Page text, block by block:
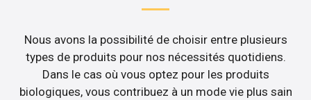
Nous avons la possibilité de choisir entre plusieurs
types de produits pour nos nécessités quotidiens.
Dans le cas où vous optez pour les produits
biologiques, vous contribuez à un mode vie plus sain